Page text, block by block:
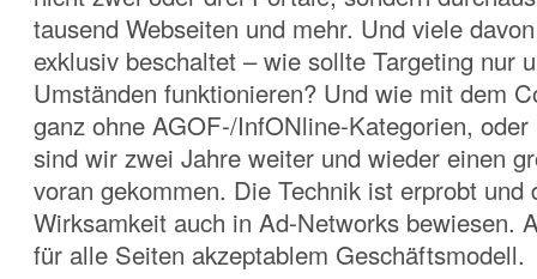
tausend Webseiten und mehr. Und viele
exklusiv beschaltet – wie sollte Targeting nur
Umständen funktionieren? Und wie mit dem
ganz ohne AGOF-/InfONline-Kategorien,
sind wir zwei Jahre weiter und wieder einen
voran gekommen. Die Technik ist erprobt und
Wirksamkeit auch in Ad-Networks bewiesen.
für alle Seiten akzeptablem Geschäftsmodell.